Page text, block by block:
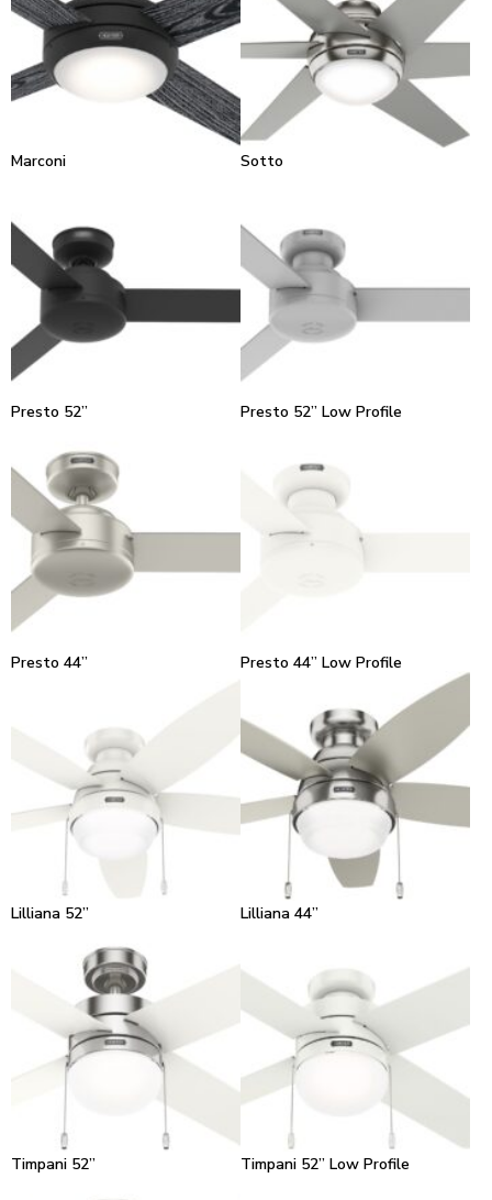
Marconi Sotto
Presto 52” Presto 52” Low Profile
Presto 44” Presto 44” Low Profile
Lilliana 52” Lilliana 44”
Timpani 52” Timpani 52” Low Profile